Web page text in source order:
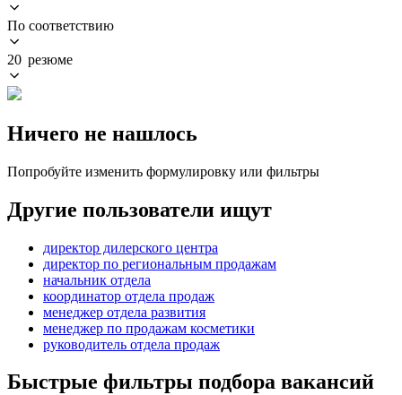
По соответствию
20 резюме
Ничего не нашлось
Попробуйте изменить формулировку или фильтры
Другие пользователи ищут
директор дилерского центра
директор по региональным продажам
начальник отдела
координатор отдела продаж
менеджер отдела развития
менеджер по продажам косметики
руководитель отдела продаж
Быстрые фильтры подбора вакансий